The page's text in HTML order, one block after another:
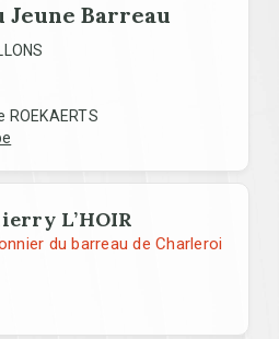
L’HOIR
du barreau de Charleroi
Jeune Barreau
ROEKAERTS